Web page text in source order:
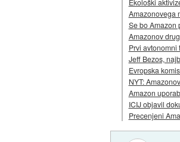
Ekološki
Amazonovega
Se bo Amazon
Amazonov
Prvi avtonomni
Jeff Bezos,
Evropska
NYT:
Amazon
ICIJ objavil
Precenjeni